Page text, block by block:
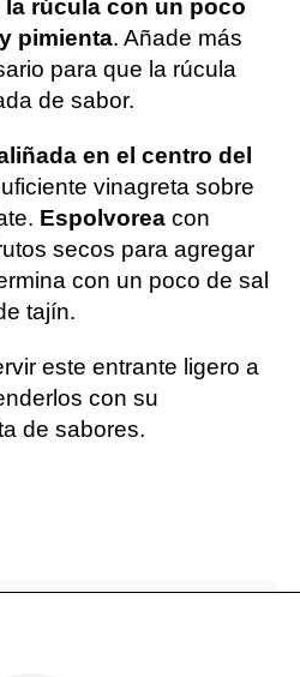
la rúcula con un poco
pimienta. Añade más
para que la rúcula
de sabor.
en el centro del
vinagreta sobre
Espolvorea con
secos para agregar
con un poco de sal
tajín.
este entrante ligero a
con su
de sabores.